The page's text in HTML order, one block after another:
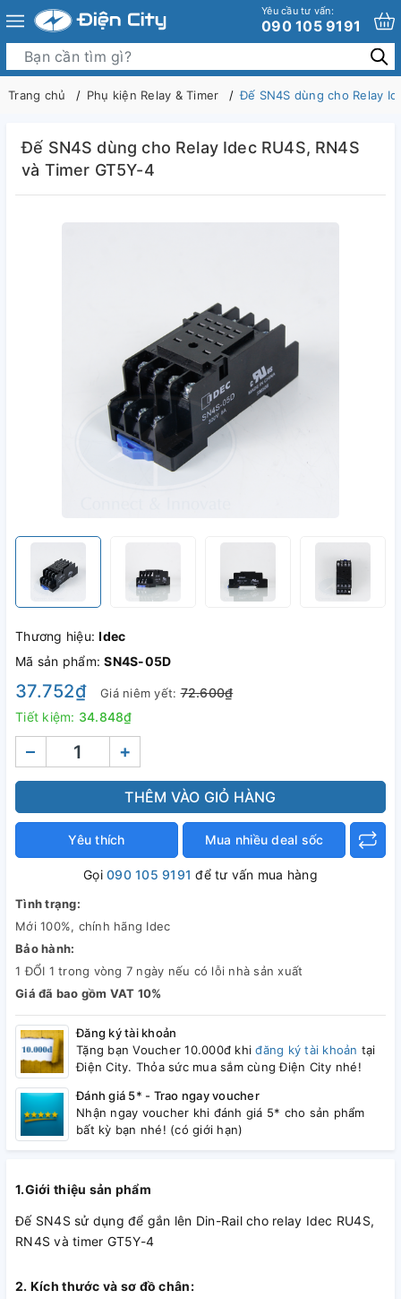
Yêu cầu tư vấn:
090 105 9191
Trang chủ Phụ kiện Relay & Timer Đế SN4S dùng cho Relay
Đế SN4S dùng cho Relay Idec RU4S, RN4S
và Timer GT5Y-4
Thương hiệu:Idec
Mã sản phẩm:SN4S-05D
37.752₫ Giá niêm yết:72.600₫
Tiết kiệm: 34.848₫
– +
THÊM VÀO GIỎ HÀNG
Yêu thích Mua nhiều deal sốc
Gọi090 105 9191 để tư vấn mua hàng
Tình trạng:
Mới 100%, chính hãng Idec
Bảo hành:
1 ĐỔI 1 trong vòng 7 ngày nếu có lỗi nhà sản xuất
Giá đã bao gồm VAT 10%
Đăng ký tài khoản
Tặng bạn Voucher 10.000đ khiđăng ký tài khoản tại
Điện City. Thỏa sức mua sắm cùng Điện City nhé!
Đánh giá 5* - Trao ngay voucher
Nhận ngay voucher khi đánh giá 5* cho sản phẩm
bất kỳ bạn nhé! (có giới hạn)
1.Giới thiệu sản phẩm
Đế SN4S sử dụng để gắn lên Din-Rail cho relay Idec RU4S,
RN4S và timer GT5Y-4
2. Kích thước và sơ đồ chân: